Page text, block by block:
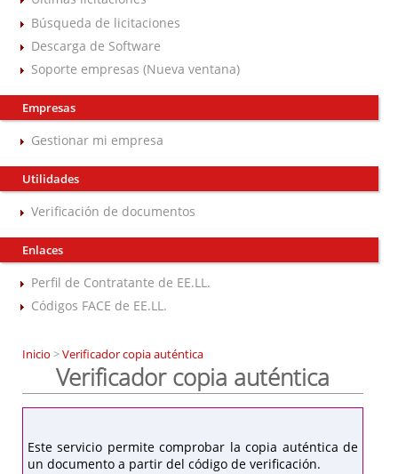
Búsqueda de licitaciones
Descarga de Software
Soporte empresas (Nueva ventana)
Empresas
Gestionar mi empresa
Utilidades
Verificación de documentos
Enlaces
Perfil de Contratante de EE.LL.
Códigos FACE de EE.LL.
Inicio >Verificador copia auténtica
Verificador copia auténtica
Este servicio permite comprobar la copia auténtica de
un documento a partir del código de verificación.